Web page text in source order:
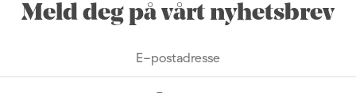
Meld deg på vårt nyhetsbrev